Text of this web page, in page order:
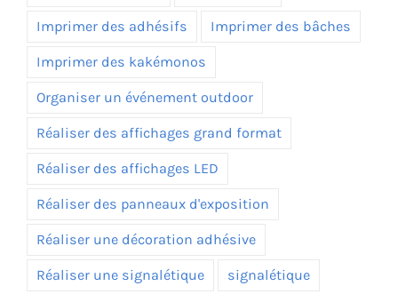
Imprimer des adhésifs Imprimer des bâches
Imprimer des kakémonos
Organiser un événement outdoor
Réaliser des affichages grand format
Réaliser des affichages LED
Réaliser des panneaux d'exposition
Réaliser une décoration adhésive
Réaliser une signalétique signalétique